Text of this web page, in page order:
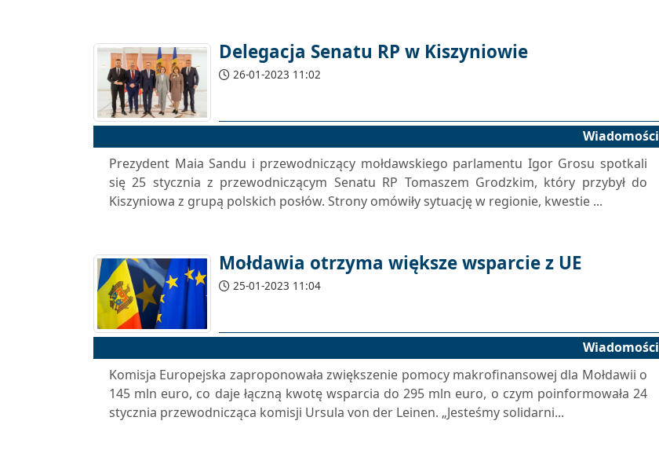
Delegacja Senatu RP w Kiszyniowie
26-01-2023 11:02
Wiadomości
Prezydent Maia Sandu i przewodniczący mołdawskiego parlamentu Igor Grosu spotkali
się 25 stycznia z przewodniczącym Senatu RP Tomaszem Grodzkim, który przybył do
Kiszyniowa z grupą polskich posłów. Strony omówiły sytuację w regionie, kwestie ...
Mołdawia otrzyma większe wsparcie z UE
25-01-2023 11:04
Wiadomości
Komisja Europejska zaproponowała zwiększenie pomocy makrofinansowej dla Mołdawii o
145 mln euro, co daje łączną kwotę wsparcia do 295 mln euro, o czym poinformowała 24
stycznia przewodnicząca komisji Ursula von der Leinen. „Jesteśmy solidarni...